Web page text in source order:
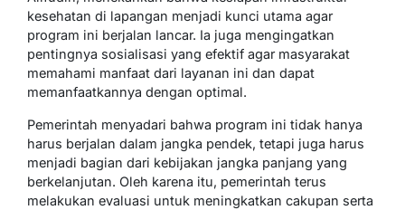
kesehatan di lapangan menjadi kunci utama agar
program ini berjalan lancar. Ia juga mengingatkan
pentingnya sosialisasi yang efektif agar masyarakat
memahami manfaat dari layanan ini dan dapat
memanfaatkannya dengan optimal.
Pemerintah menyadari bahwa program ini tidak hanya
harus berjalan dalam jangka pendek, tetapi juga harus
menjadi bagian dari kebijakan jangka panjang yang
berkelanjutan. Oleh karena itu, pemerintah terus
melakukan evaluasi untuk meningkatkan cakupan serta